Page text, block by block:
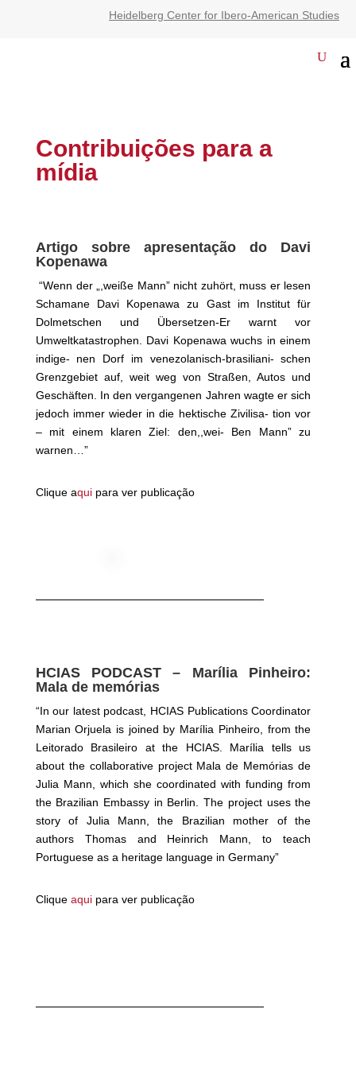
Heidelberg Center for Ibero-American Studies
Contribuições para a
mídia
Artigo sobre apresentação do Davi
Kopenawa
“Wenn der „,weiße Mann” nicht zuhört, muss er lesen
Schamane Davi Kopenawa zu Gast im Institut für
Dolmetschen und Übersetzen-Er warnt vor
Umweltkatastrophen. Davi Kopenawa wuchs in einem
indige- nen Dorf im venezolanisch-brasiliani- schen
Grenzgebiet auf, weit weg von Straßen, Autos und
Geschäften. In den vergangenen Jahren wagte er sich
jedoch immer wieder in die hektische Zivilisa- tion vor
– mit einem klaren Ziel: den,,wei- Ben Mann” zu
warnen…”
Clique aquipara ver publicação
HCIAS PODCAST – Marília Pinheiro:
Mala de memórias
“In our latest podcast, HCIAS Publications Coordinator
Marian Orjuela is joined by Marília Pinheiro, from the
Leitorado Brasileiro at the HCIAS. Marília tells us
about the collaborative project Mala de Memórias de
Julia Mann, which she coordinated with funding from
the Brazilian Embassy in Berlin. The project uses the
story of Julia Mann, the Brazilian mother of the
authors Thomas and Heinrich Mann, to teach
Portuguese as a heritage language in Germany”
Clique aquipara ver publicação